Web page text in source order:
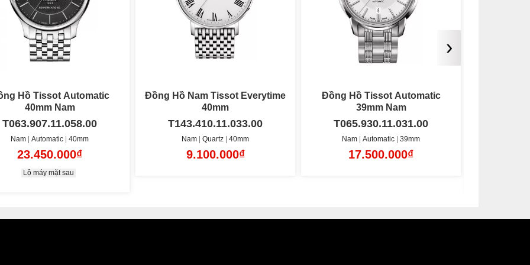
Hồ Nam Tissot Everytime
40mm
T143.410.11.033.00
Nam Quartz 40mm
9.100.000₫
Đồng Hồ Tissot Automatic
39mm Nam
T065.930.11.031.00
Nam Automatic 39mm
17.500.000₫
Đồng Hồ Tissot Automatic
40mm Nam
T085.407.11.011.00
Nam Automatic 40mm
19.250.000₫
›